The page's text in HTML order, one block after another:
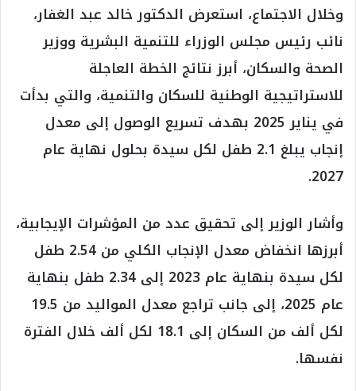
وخلال الاجتماع، استعرض الدكتور خالد عبد الغفار،
نائب رئيس مجلس الوزراء للتنمية البشرية ووزير
الصحة والسكان، أبرز نتائج الخطة العاجلة
للاستراتيجية الوطنية للسكان والتنمية، والتي بدأت
في يناير 2025 بهدف تسريع الوصول إلى معدل
إنجاب يبلغ 2.1 طفل لكل سيدة بحلول نهاية عام
2027.
وأشار الوزير إلى تحقيق عدد من المؤشرات الإيجابية،
أبرزها انخفاض معدل الإنجاب الكلي من 2.54 طفل
لكل سيدة بنهاية عام 2023 إلى 2.34 طفل بنهاية
عام 2025، إلى جانب تراجع معدل المواليد من 19.5
لكل ألف من السكان إلى 18.1 لكل ألف خلال الفترة
نفسها.